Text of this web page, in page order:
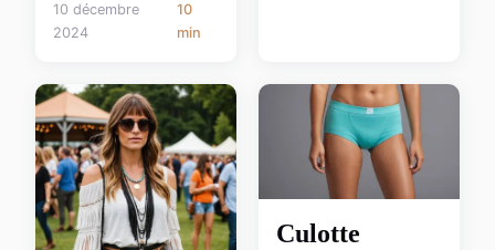
10 décembre
2024
10
min
Culotte